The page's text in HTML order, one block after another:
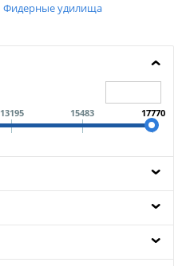
Фидерные удилища
13195 15483 17770